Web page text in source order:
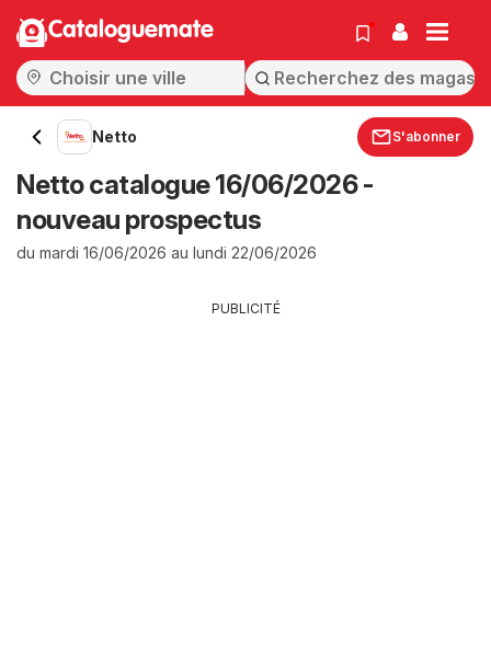
Cataloguemate
Netto S'abonner
Netto catalogue 16/06/2026 -
nouveau prospectus
du mardi 16/06/2026 au lundi 22/06/2026
PUBLICITÉ